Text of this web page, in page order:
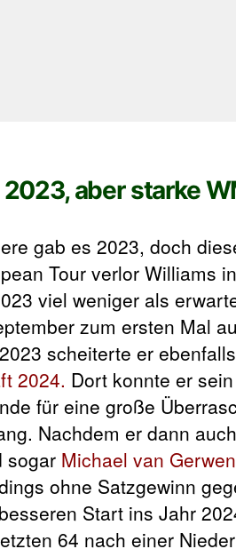
aber starke
gab es 2023, doch
Tour verlor Williams
viel weniger als
zum ersten Mal
2023 scheiterte er
2024. Dort konnte er
für eine große
Nachdem er dann
sogar Michael van Gerwen
ohne Satzgewinn
Start ins Jahr
64 nach einer